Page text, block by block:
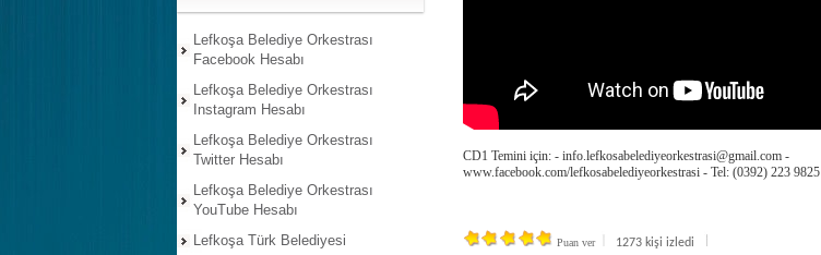
Lefkoşa Belediye Orkestrası
Facebook Hesabı
Lefkoşa Belediye Orkestrası
Instagram Hesabı
Lefkoşa Belediye Orkestrası
Twitter Hesabı
Lefkoşa Belediye Orkestrası
YouTube Hesabı
Lefkoşa Türk Belediyesi
CD1 Temini için: - info.lefkosabelediyeorkestrasi@gmail.com -
www.facebook.com/lefkosabelediyeorkestrasi - Tel: (0392) 223 9825
Puan ver 1273 kişi izledi